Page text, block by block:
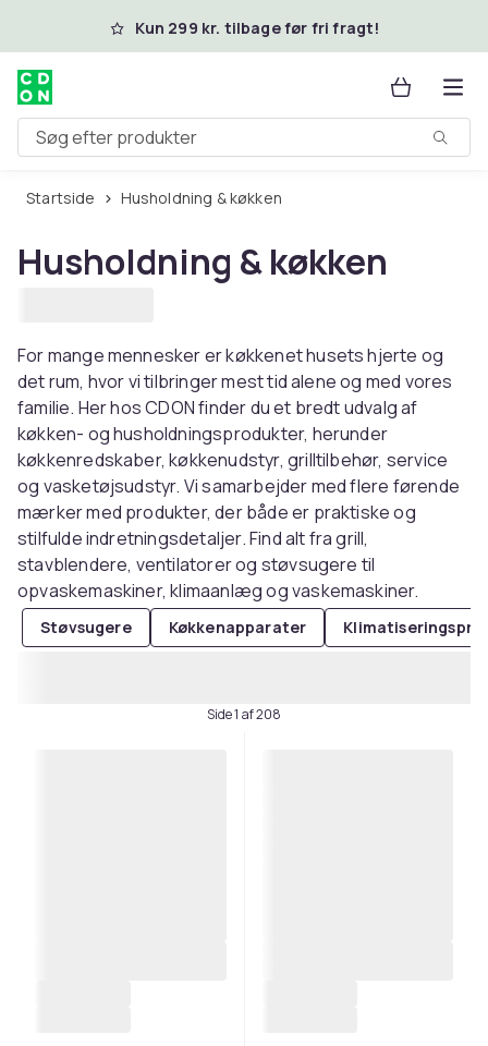
Spring til hovedindhold
Kun 299 kr. tilbage før fri fragt!
Søg efter produkter
Startside Husholdning & køkken
Husholdning & køkken
For mange mennesker er køkkenet husets hjerte og
det rum, hvor vi tilbringer mest tid alene og med vores
familie. Her hos CDON finder du et bredt udvalg af
køkken- og husholdningsprodukter, herunder
køkkenredskaber, køkkenudstyr, grilltilbehør, service
og vasketøjsudstyr. Vi samarbejder med flere førende
mærker med produkter, der både er praktiske og
stilfulde indretningsdetaljer. Find alt fra grill,
stavblendere, ventilatorer og støvsugere til
opvaskemaskiner, klimaanlæg og vaskemaskiner.
Støvsugere Køkkenapparater
Side 1 af 208